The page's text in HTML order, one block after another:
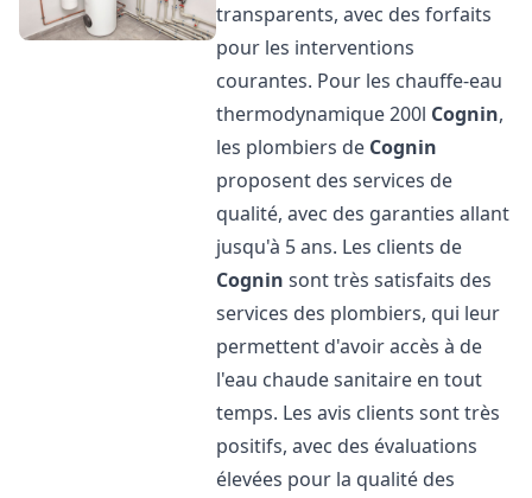
transparents, avec des forfaits
pour les interventions
courantes. Pour les chauffe-eau
thermodynamique 200l Cognin,
les plombiers de Cognin
proposent des services de
qualité, avec des garanties allant
jusqu'à 5 ans. Les clients de
Cognin sont très satisfaits des
services des plombiers, qui leur
permettent d'avoir accès à de
l'eau chaude sanitaire en tout
temps. Les avis clients sont très
positifs, avec des évaluations
élevées pour la qualité des